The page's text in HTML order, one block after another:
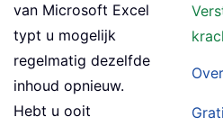
van Microsoft Excel
typt u mogelijk
regelmatig dezelfde
inhoud opnieuw.
Hebt u ooit